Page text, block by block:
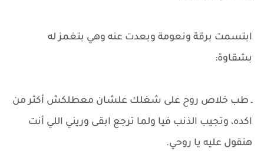
ابتسمت برقة ونعومة وبعدت عنه وهي بتغمز له
بشقاوة:
ـ طب خلاص روح على شغلك علشان معطلكش أكثر من
اكده، وتجيب الذنب فيا ولما ترجع ابقى وريني اللي أنت
هتقول عليه يا روحي.